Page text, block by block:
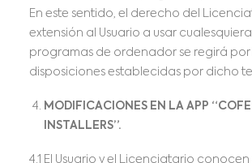
En este sentido, el derecho del
extensión al Usuario a usar
programas de ordenador se regirá por
disposiciones establecidas por dicho
MODIFICACIONES EN LA APP
INSTALLERS”.
4.1 El Usuario y el Licenciatario